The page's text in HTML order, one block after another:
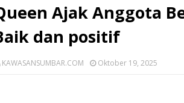
Ajak Anggota
dan positif
KAWASANSUMBAR.COM Oktober 19, 2025